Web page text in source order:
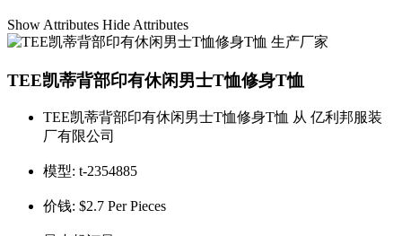
Show Attributes Hide Attributes
TEE凯蒂背部印有休闲男士T恤修身T恤
TEE凯蒂背部印有休闲男士T恤修身T恤 从 亿利邦服装
厂有限公司
模型: t-2354885
价钱: $2.7 Per Pieces